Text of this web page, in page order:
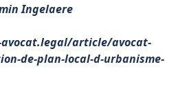
Ingelaere
article/avocat-
de-plan-local-d-urbanisme-